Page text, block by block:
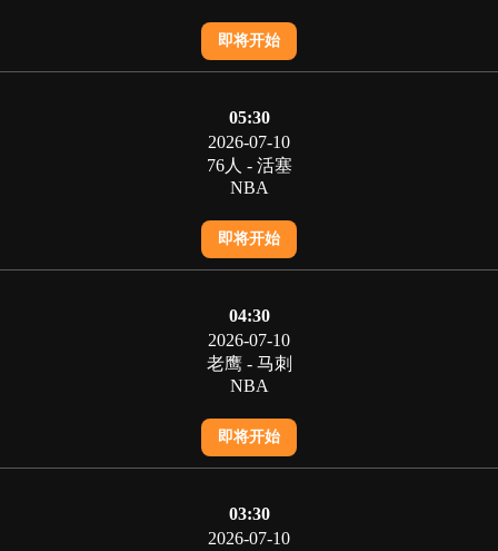
即将开始
05:30
2026-07-10
76人 - 活塞
NBA
即将开始
04:30
2026-07-10
老鹰 - 马刺
NBA
即将开始
03:30
2026-07-10